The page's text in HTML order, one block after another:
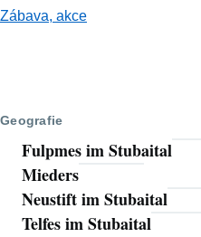
Zábava, akce
Geografie
Fulpmes im Stubaital
Mieders
Neustift im Stubaital
Telfes im Stubaital